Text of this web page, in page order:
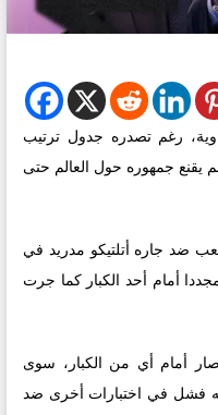
رغم تصدره جدول ترتيب
يقنع جمهوره حول العالم حتى
ضد جاره أتلتيكو مدريد في
(1-1)، ليفشل مجددا أمام أحد الكبار كما جرت
أمام أي من الكبار، سوى
دورتموند (5-2)، لكنه فشل في اختبارات أخرى ضد